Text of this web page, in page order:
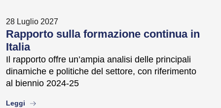
28 Luglio 2027
Rapporto sulla formazione continua in
Italia
Il rapporto offre un’ampia analisi delle principali
dinamiche e politiche del settore, con riferimento
al biennio 2024-25
Leggi about